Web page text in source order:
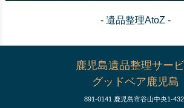
- 遺品整理AtoZ -
鹿児島遺品整理サー
グッドベア鹿児島
891-0141 鹿児島市谷山中央1-